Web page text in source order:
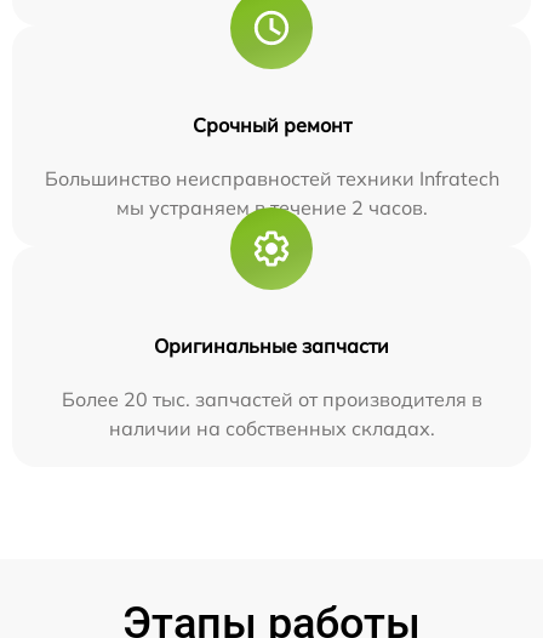
Срочный ремонт
Большинство неисправностей техники Infratech
мы устраняем в течение 2 часов.
Оригинальные запчасти
Более 20 тыс. запчастей от производителя в
наличии на собственных складах.
Этапы работы